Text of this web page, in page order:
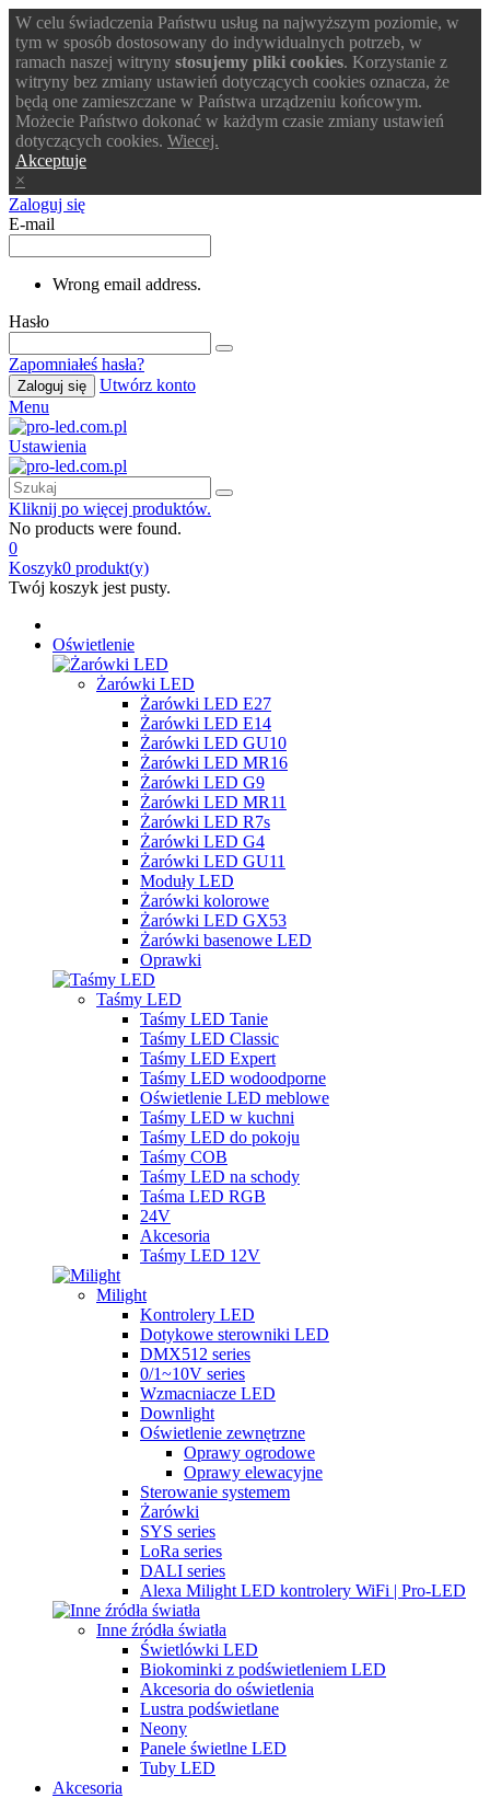
W celu świadczenia Państwu usług na najwyższym poziomie, w
tym w sposób dostosowany do indywidualnych potrzeb, w
ramach naszej witryny stosujemy pliki cookies. Korzystanie z
witryny bez zmiany ustawień dotyczących cookies oznacza, że
będą one zamieszczane w Państwa urządzeniu końcowym.
Możecie Państwo dokonać w każdym czasie zmiany ustawień
dotyczących cookies. Wiecej.
Akceptuje
×
Zaloguj się
E-mail
Wrong email address.
Hasło
Zapomniałeś hasła?
Zaloguj się
Utwórz konto
Menu
Ustawienia
Kliknij po więcej produktów.
No products were found.
0
Koszyk0 produkt(y)
Twój koszyk jest pusty.
Oświetlenie
Żarówki LED
Żarówki LED E27
Żarówki LED E14
Żarówki LED GU10
Żarówki LED MR16
Żarówki LED G9
Żarówki LED MR11
Żarówki LED R7s
Żarówki LED G4
Żarówki LED GU11
Moduły LED
Żarówki kolorowe
Żarówki LED GX53
Żarówki basenowe LED
Oprawki
Taśmy LED
Taśmy LED Tanie
Taśmy LED Classic
Taśmy LED Expert
Taśmy LED wodoodporne
Oświetlenie LED meblowe
Taśmy LED w kuchni
Taśmy LED do pokoju
Taśmy COB
Taśmy LED na schody
Taśma LED RGB
24V
Akcesoria
Taśmy LED 12V
Milight
Kontrolery LED
Dotykowe sterowniki LED
DMX512 series
0/1~10V series
Wzmacniacze LED
Downlight
Oświetlenie zewnętrzne
Oprawy ogrodowe
Oprawy elewacyjne
Sterowanie systemem
Żarówki
SYS series
LoRa series
DALI series
Alexa Milight LED kontrolery WiFi | Pro-LED
Inne źródła światła
Świetlówki LED
Biokominki z podświetleniem LED
Akcesoria do oświetlenia
Lustra podświetlane
Neony
Panele świetlne LED
Tuby LED
Akcesoria